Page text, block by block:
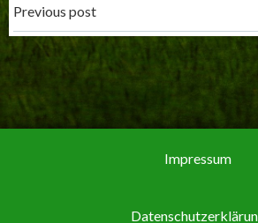
Post
navigation
Previous post
Impressum